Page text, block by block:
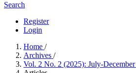
Search
Register
Login
Home /
Archives /
Vol. 2 No. 2 (2025): July-December